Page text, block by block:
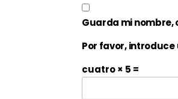
Guarda mi nombre,
Por favor,
cuatro × 5 =